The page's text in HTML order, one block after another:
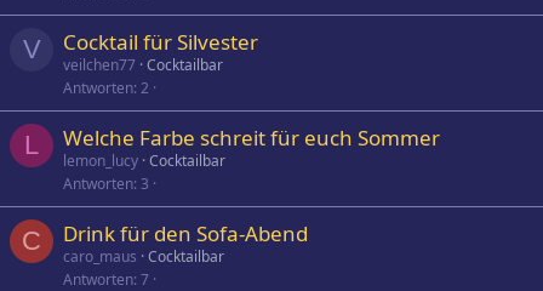
V Cocktail für Silvester
veilchen77 Cocktailbar
Antworten 2
L Welche Farbe schreit für euch Sommer
lemon_lucy Cocktailbar
Antworten 3
C Drink für den Sofa-Abend
caro_maus Cocktailbar
Antworten 7